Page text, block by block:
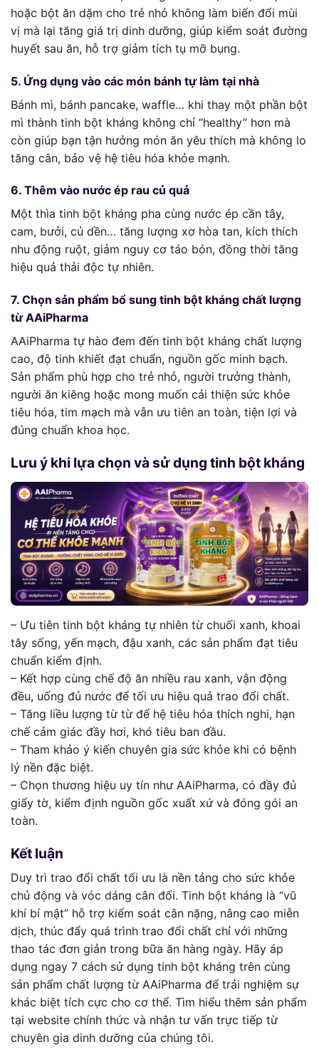
hoặc bột ăn dặm cho trẻ nhỏ không làm biến đổi mùi
vị mà lại tăng giá trị dinh dưỡng, giúp kiểm soát đường
huyết sau ăn, hỗ trợ giảm tích tụ mỡ bụng.
5. Ứng dụng vào các món bánh tự làm tại nhà
Bánh mì, bánh pancake, waffle… khi thay một phần bột
mì thành tinh bột kháng không chỉ “healthy” hơn mà
còn giúp bạn tận hưởng món ăn yêu thích mà không lo
tăng cân, bảo vệ hệ tiêu hóa khỏe mạnh.
6. Thêm vào nước ép rau củ quả
Một thìa tinh bột kháng pha cùng nước ép cần tây,
cam, bưởi, củ dền… tăng lượng xơ hòa tan, kích thích
nhu động ruột, giảm nguy cơ táo bón, đồng thời tăng
hiệu quả thải độc tự nhiên.
7. Chọn sản phẩm bổ sung tinh bột kháng chất lượng
từ AAiPharma
AAiPharma tự hào đem đến tinh bột kháng chất lượng
cao, độ tinh khiết đạt chuẩn, nguồn gốc minh bạch.
Sản phẩm phù hợp cho trẻ nhỏ, người trưởng thành,
người ăn kiêng hoặc mong muốn cải thiện sức khỏe
tiêu hóa, tim mạch mà vẫn ưu tiên an toàn, tiện lợi và
đúng chuẩn khoa học.
Lưu ý khi lựa chọn và sử dụng tinh bột kháng
– Ưu tiên tinh bột kháng tự nhiên từ chuối xanh, khoai
tây sống, yến mạch, đậu xanh, các sản phẩm đạt tiêu
chuẩn kiểm định.
– Kết hợp cùng chế độ ăn nhiều rau xanh, vận động
đều, uống đủ nước để tối ưu hiệu quả trao đổi chất.
– Tăng liều lượng từ từ để hệ tiêu hóa thích nghi, hạn
chế cảm giác đầy hơi, khó tiêu ban đầu.
– Tham khảo ý kiến chuyên gia sức khỏe khi có bệnh
lý nền đặc biệt.
– Chọn thương hiệu uy tín như AAiPharma, có đầy đủ
giấy tờ, kiểm định nguồn gốc xuất xứ và đóng gói an
toàn.
Kết luận
Duy trì trao đổi chất tối ưu là nền tảng cho sức khỏe
chủ động và vóc dáng cân đối. Tinh bột kháng là “vũ
khí bí mật” hỗ trợ kiểm soát cân nặng, nâng cao miễn
dịch, thúc đẩy quá trình trao đổi chất chỉ với những
thao tác đơn giản trong bữa ăn hàng ngày. Hãy áp
dụng ngay 7 cách sử dụng tinh bột kháng trên cùng
sản phẩm chất lượng từ AAiPharma để trải nghiệm sự
khác biệt tích cực cho cơ thể. Tìm hiểu thêm sản phẩm
tại website chính thức và nhận tư vấn trực tiếp từ
chuyên gia dinh dưỡng của chúng tôi.